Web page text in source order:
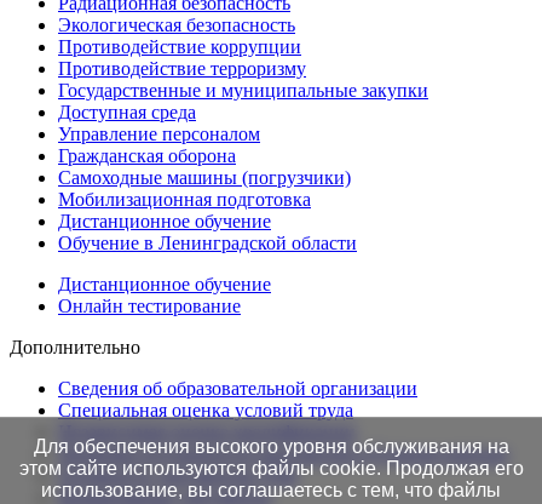
Экологическая безопасность
Противодействие коррупции
Противодействие терроризму
Государственные и муниципальные закупки
Доступная среда
Управление персоналом
Гражданская оборона
Самоходные машины (погрузчики)
Мобилизационная подготовка
Дистанционное обучение
Обучение в Ленинградской области
Дистанционное обучение
Онлайн тестирование
Дополнительно
Сведения об образовательной организации
Cпециальная оценка условий труда
Проверка подлинности протоколов в Едином портале
Готовность документов ТАК
Нормативные документы
Для обеспечения высокого уровня обслуживания на
этом сайте используются файлы cookie. Продолжая его
использование, вы соглашаетесь с тем, что файлы